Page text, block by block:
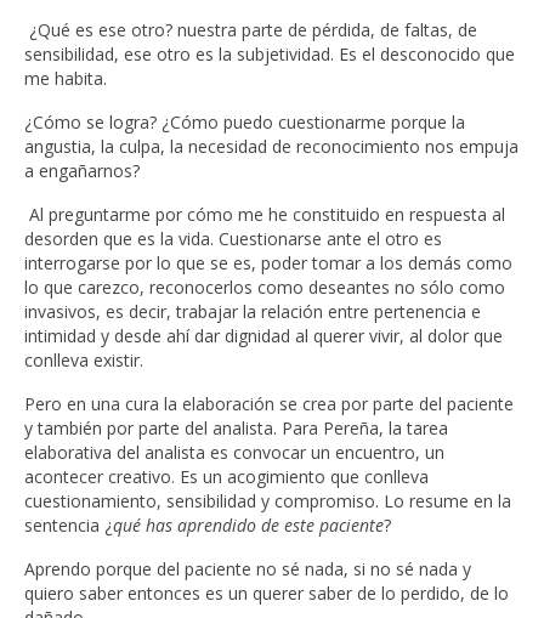
¿Qué es ese otro? nuestra parte de pérdida, de faltas, de
sensibilidad, ese otro es la subjetividad. Es el desconocido que
me habita.
¿Cómo se logra? ¿Cómo puedo cuestionarme porque la
angustia, la culpa, la necesidad de reconocimiento nos empuja
a engañarnos?
Al preguntarme por cómo me he constituido en respuesta al
desorden que es la vida. Cuestionarse ante el otro es
interrogarse por lo que se es, poder tomar a los demás como
lo que carezco, reconocerlos como deseantes no sólo como
invasivos, es decir, trabajar la relación entre pertenencia e
intimidad y desde ahí dar dignidad al querer vivir, al dolor que
conlleva existir.
Pero en una cura la elaboración se crea por parte del paciente
y también por parte del analista. Para Pereña, la tarea
elaborativa del analista es convocar un encuentro, un
acontecer creativo. Es un acogimiento que conlleva
cuestionamiento, sensibilidad y compromiso. Lo resume en la
sentencia ¿qué has aprendido de este paciente?
Aprendo porque del paciente no sé nada, si no sé nada y
quiero saber entonces es un querer saber de lo perdido, de lo